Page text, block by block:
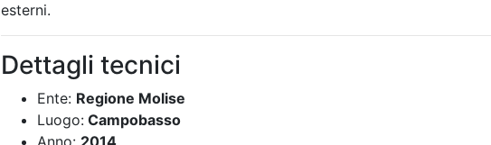
esterni.
Dettagli tecnici
Ente: Regione Molise
Luogo:Campobasso
Anno: 2014